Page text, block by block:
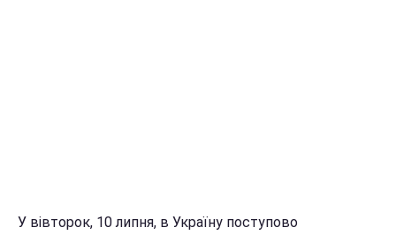
У вівторок, 10 липня, в Україну поступово